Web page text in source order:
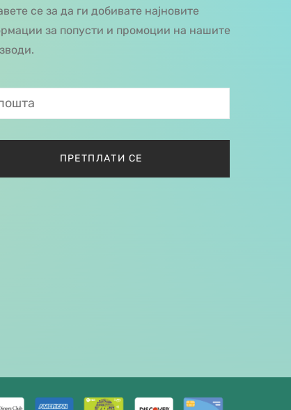
се за да ги добивате најновите
за попусти и промоции на нашите